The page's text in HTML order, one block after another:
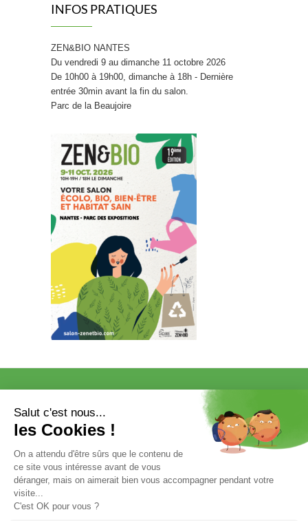
INFOS PRATIQUES
ZEN&BIO NANTES
Du vendredi 9 au dimanche 11 octobre 2026
De 10h00 à 19h00, dimanche à 18h - Dernière
entrée 30min avant la fin du salon.
Parc de la Beaujoire
EXPOSER
COMMUNICATION/PRESSE ET
VOTRE ENTRÉE GRATUITE